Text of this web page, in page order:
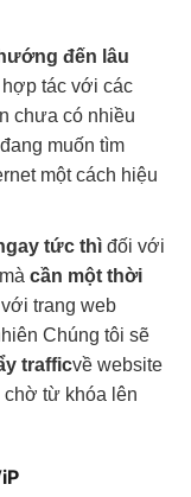
đến lâu
tác với các
chưa có nhiều
muốn tìm
một cách hiệu
tức thìđối với
cần một thời
trang web
Chúng tôi sẽ
trafficvề website
chờ từ khóa lên